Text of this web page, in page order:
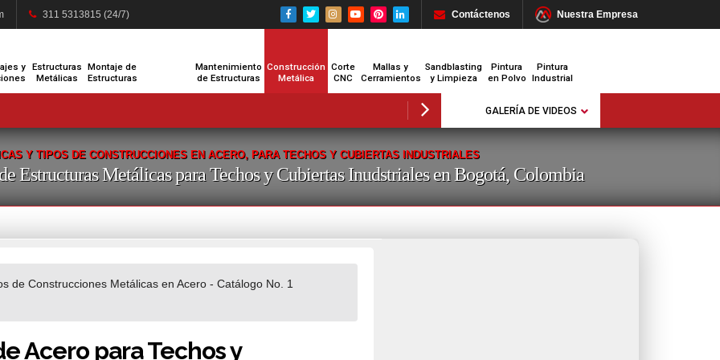
311 5313815 (24/7) Nuestra Empresa
Contáctenos
y
Estructuras
Metálicas
Montaje de
Estructuras
Mantenimiento
de Estructuras
Construcción
Metálica
Corte
CNC
Mallas y
Cerramientos
Sandblasting
y Limpieza
Pintura
en Polvo
Pintura
Industrial
GALERÍA DE VIDEOS
Y TIPOS DE CONSTRUCCIONES EN ACERO, PARA TECHOS Y CUBIERTAS INDUSTRIALES
Estructuras Metálicas para Techos y Cubiertas Inudstriales en Bogotá, Colombia
de Construcciones Metálicas en Acero - Catálogo No. 1
Acero para Techos y